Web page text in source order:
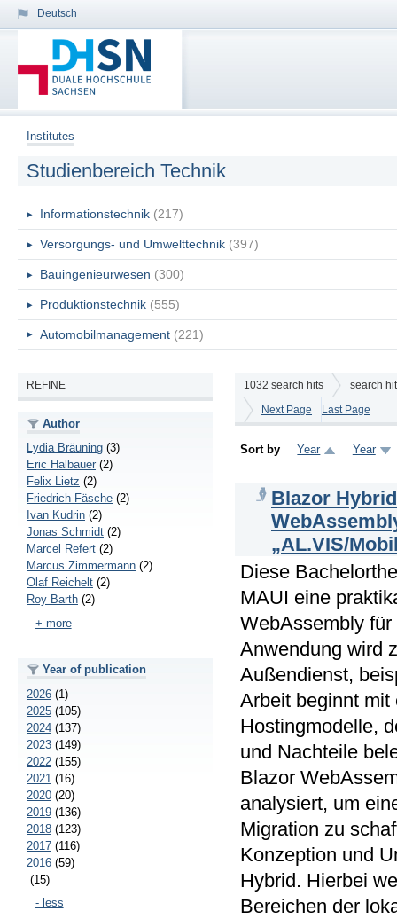
Deutsch
Institutes
Studienbereich Technik
Informationstechnik (217)
Versorgungs- und Umwelttechnik (397)
Bauingenieurwesen (300)
Produktionstechnik (555)
Automobilmanagement (221)
REFINE
Author
Lydia Bräuning (3)
Eric Halbauer (2)
Felix Lietz (2)
Friedrich Fäsche (2)
Ivan Kudrin (2)
Jonas Schmidt (2)
Marcel Refert (2)
Marcus Zimmermann (2)
Olaf Reichelt (2)
Roy Barth (2)
+ more
Year of publication
2026 (1)
2025 (105)
2024 (137)
2023 (149)
2022 (155)
2021 (16)
2020 (20)
2019 (136)
2018 (123)
2017 (116)
2016 (59)
(15)
- less
1032 search hits
search
Next Page
Last Page
Sort by Year Year
Blazor
„AL.VIS/
Diese
MAUI eine
WebAssembly für
Anwendung wird
Außendienst,
Arbeit beginnt mit
Hostingmodelle,
und Nachteile
Blazor
analysiert, um
Migration zu
Konzeption und
Hybrid. Hierbei
Bereichen der